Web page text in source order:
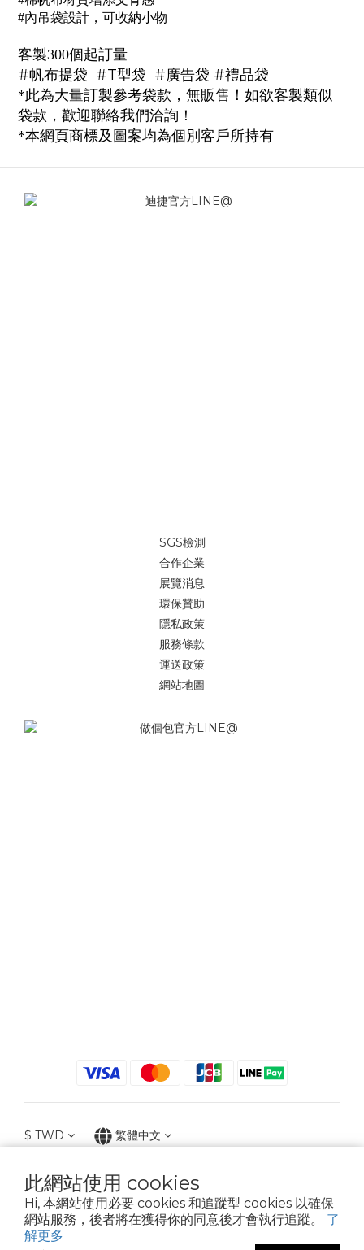
此網站使用 cookies
Hi, 本網站使用必要 cookies 和追蹤型 cookies 以確保
網站服務，後者將在獲得你的同意後才會執行追蹤。 了
解更多
#內吊袋設計，可收納小物
客製300個起訂量
#帆布提袋 #T型袋 #廣告袋 #禮品袋
*此為大量訂製參考袋款，無販售！如欲客製類似
袋款，歡迎聯絡我們洽詢！
*本網頁商標及圖案均為個別客戶所持有
SGS檢測
合作企業
展覽消息
環保贊助
隱私政策
服務條款
運送政策
網站地圖
$ TWD 繁體中文
2021 © iGreenbag | DoaBag | Working Hrs 8:30 - 18:00｜新北市新莊區中正路
659-5號3樓 | 02-2903-8800 | 統編 : 28396448 (唯一統編無關係企業)